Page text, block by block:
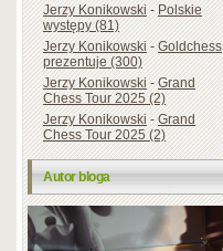
Jerzy Konikowski-Polskie
występy (81)
Jerzy Konikowski-Goldchess
prezentuje (300)
Jerzy Konikowski-Grand
Chess Tour 2025 (2)
Jerzy Konikowski-Grand
Chess Tour 2025 (2)
Autor bloga